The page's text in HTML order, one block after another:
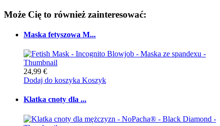
Może Cię to również zainteresować:
Maska fetyszowa M...
24,99 €
Dodaj do koszyka Koszyk
Klatka cnoty dla ...